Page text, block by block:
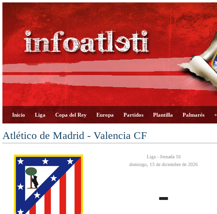
Inicio Liga Copa del Rey Europa Partidos Plantilla Palmarés
Atlético de Madrid - Valencia CF
Liga - Jornada 16
domingo, 13 de diciembre de 2026
-